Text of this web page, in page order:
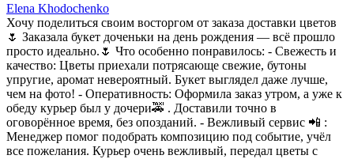
Elena Khodochenko
Хочу поделиться своим восторгом от заказа доставки цветов
🌷 Заказала букет доченьки на день рождения — всё прошло
просто идеально.🌷 Что особенно понравилось: - Свежесть и
качество: Цветы приехали потрясающе свежие, бутоны
упругие, аромат невероятный. Букет выглядел даже лучше,
чем на фото! - Оперативность: Оформила заказ утром, а уже к
обеду курьер был у дочери🚕 . Доставили точно в
оговорённое время, без опозданий. - Вежливый сервис 📲 :
Менеджер помог подобрать композицию под событие, учёл
все пожелания. Курьер очень вежливый, передал цветы с